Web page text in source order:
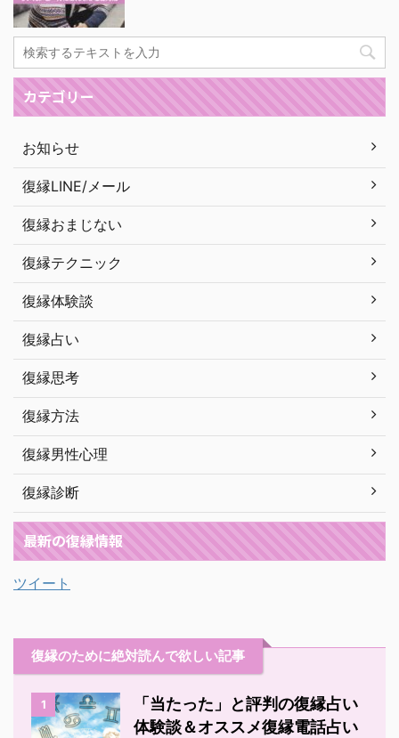
カテゴリー
お知らせ
復縁LINE/メール
復縁おまじない
復縁テクニック
復縁体験談
復縁占い
復縁思考
復縁方法
復縁男性心理
復縁診断
最新の復縁情報
ツイート
復縁のために絶対読んで欲しい記事
1
「当たった」と評判の復縁占い
体験談＆オススメ復縁電話占い